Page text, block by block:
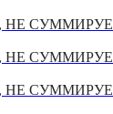
НЕ
НЕ
НЕ